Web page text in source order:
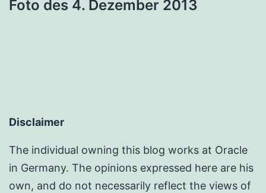
Foto des 4. Dezember 2013
Disclaimer
The individual owning this blog works at Oracle
in Germany. The opinions expressed here are his
own, and do not necessarily reflect the views of